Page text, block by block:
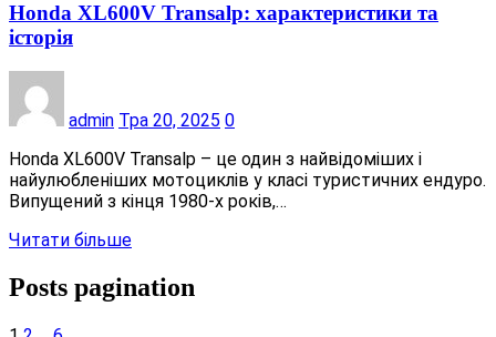
Honda XL600V Transalp: характеристики та
історія
admin Тра 20, 2025 0
Honda XL600V Transalp – це один з найвідоміших і
найулюбленіших мотоциклів у класі туристичних ендуро.
Випущений з кінця 1980-х років,…
Читати більше
Posts pagination